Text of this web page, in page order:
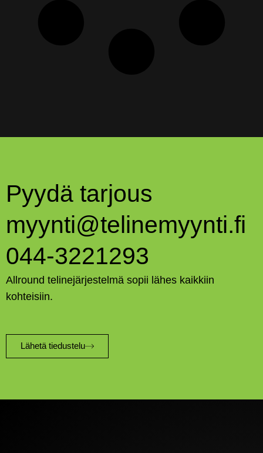
Pyydä tarjous
myynti@telinemyynti.fi
044-3221293
Allround telinejärjestelmä sopii lähes kaikkiin
kohteisiin.
Lähetä tiedustelu